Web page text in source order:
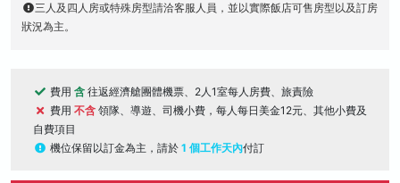
三人及四人房或特殊房型請洽客服人員，並以實際飯店可售房型以及訂房
狀況為主。
費用 含 往返經濟艙團體機票、2人1室每人房費、旅責險
費用 不含 領隊、導遊、司機小費，每人每日美金12元、其他小費及
自費項目
機位保留以訂金為主，請於 1 個工作天內付訂